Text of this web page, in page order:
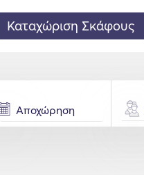
Καταχώριση Σκάφους